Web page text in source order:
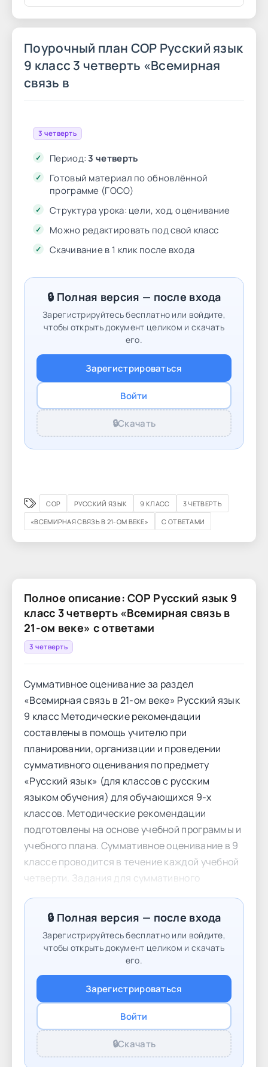
Поурочный план СОР Русский язык
9 класс 3 четверть «Всемирная
связь в
3 четверть
Период:3 четверть
Готовый материал по обновлённой
программе (ГОСО)
Структура урока: цели, ход, оценивание
Можно редактировать под свой класс
Скачивание в 1 клик после входа
🔒 Полная версия — после входа
Зарегистрируйтесь бесплатно или войдите,
чтобы открыть документ целиком и скачать
его.
Зарегистрироваться
Войти
🔒Скачать
СОР РУССКИЙ ЯЗЫК 9 КЛАСС
3 ЧЕТВЕРТЬ
«ВСЕМИРНАЯ СВЯЗЬ В 21-ОМ ВЕКЕ»
С ОТВЕТАМИ
Полное описание: СОР Русский язык 9
класс 3 четверть «Всемирная связь в
21-ом веке» с ответами
3 четверть
Суммативное оценивание за раздел
«Всемирная связь в 21-ом веке» Русский язык
9 класс Методические рекомендации
составлены в помощь учителю при
планировании, организации и проведении
суммативного оценивания по предмету
«Русский язык» (для классов с русским
языком обучения) для обучающихся 9-х
классов. Методические рекомендации
подготовлены на основе учебной программы и
учебного плана. Суммативное оценивание в 9
классе проводится в течение каждой учебной
четверти. Задания для суммативного
позволят учителю определить уровень
достижения учащимися целей обучения,
запланированных на четверть. Для
проведения суммативного оценивания за
раздел / сквозную тему в методических
рекомендациях предлагаются задания,
критерии оценивания с дескрипторами и
баллами. Также в сборнике описаны
возможные уровни учебных достижений
учащихся (рубрики). Задания с
🔒 Полная версия — после входа
Зарегистрируйтесь бесплатно или войдите,
чтобы открыть документ целиком и скачать
его.
Зарегистрироваться
Войти
🔒Скачать